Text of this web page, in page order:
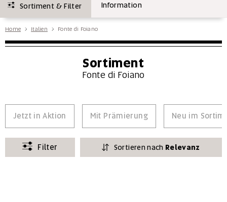
Sortiment & Filter Information
Home Italien Fonte di Foiano
Sortiment
Fonte di Foiano
Jetzt in Aktion Mit Prämierung Neu im
Filter Sortieren nach Relevanz